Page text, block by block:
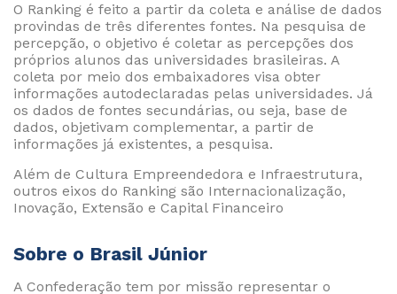
O Ranking é feito a partir da coleta e análise de dados
provindas de três diferentes fontes. Na pesquisa de
percepção, o objetivo é coletar as percepções dos
próprios alunos das universidades brasileiras. A
coleta por meio dos embaixadores visa obter
informações autodeclaradas pelas universidades. Já
os dados de fontes secundárias, ou seja, base de
dados, objetivam complementar, a partir de
informações já existentes, a pesquisa.
Além de Cultura Empreendedora e Infraestrutura,
outros eixos do Ranking são Internacionalização,
Inovação, Extensão e Capital Financeiro
Sobre o Brasil Júnior
A Confederação tem por missão representar o